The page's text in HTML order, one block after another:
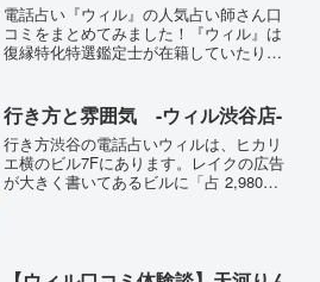
電話占い『ウィル』の人気占い師さん口
コミをまとめてみました！『ウィル』は
復縁特化特選鑑定士が在籍していたり、
いて、浮気や不倫、自然消滅といった
様々な場面で復縁を成就させ...
行き方と雰囲気 -ウィル渋谷店-
行き方渋谷の電話占いウィルは、ヒカリ
エ横のビル7Fにあります。レイクの広告
が大きく書いてあるビルに「占 2,980